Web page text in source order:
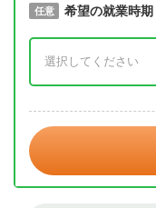
必須 取得予定年
任意 希望の就業時期